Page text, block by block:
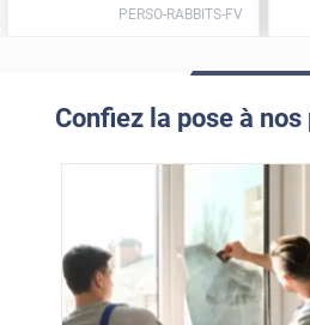
PERSO-RABBITS-FV
Confiez la pose à